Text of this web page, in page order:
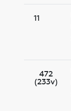
11
472
(233v)